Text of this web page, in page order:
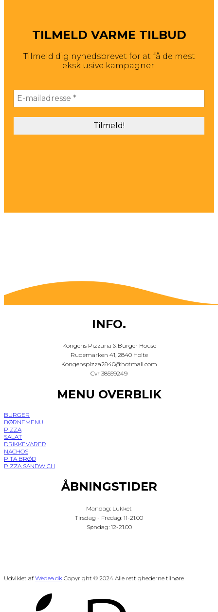
TILMELD VARME TILBUD
Tilmeld dig nyhedsbrevet for at få de mest
eksklusive kampagner.
INFO.
Kongens Pizzaria & Burger House
Rudemarken 41, 2840 Holte
Kongenspizza2840@hotmail.com
Cvr 38559249
MENU OVERBLIK
BURGER
BØRNEMENU
PIZZA
SALAT
DRIKKEVARER
NACHOS
PITA BRØD
PIZZA SANDWICH
ÅBNINGSTIDER
Mandag: Lukket
Tirsdag - Fredag: 11-21.00
Søndag: 12-21.00
Udviklet af Wedea.dk Copyright © 2024 Alle rettighederne tilhøre